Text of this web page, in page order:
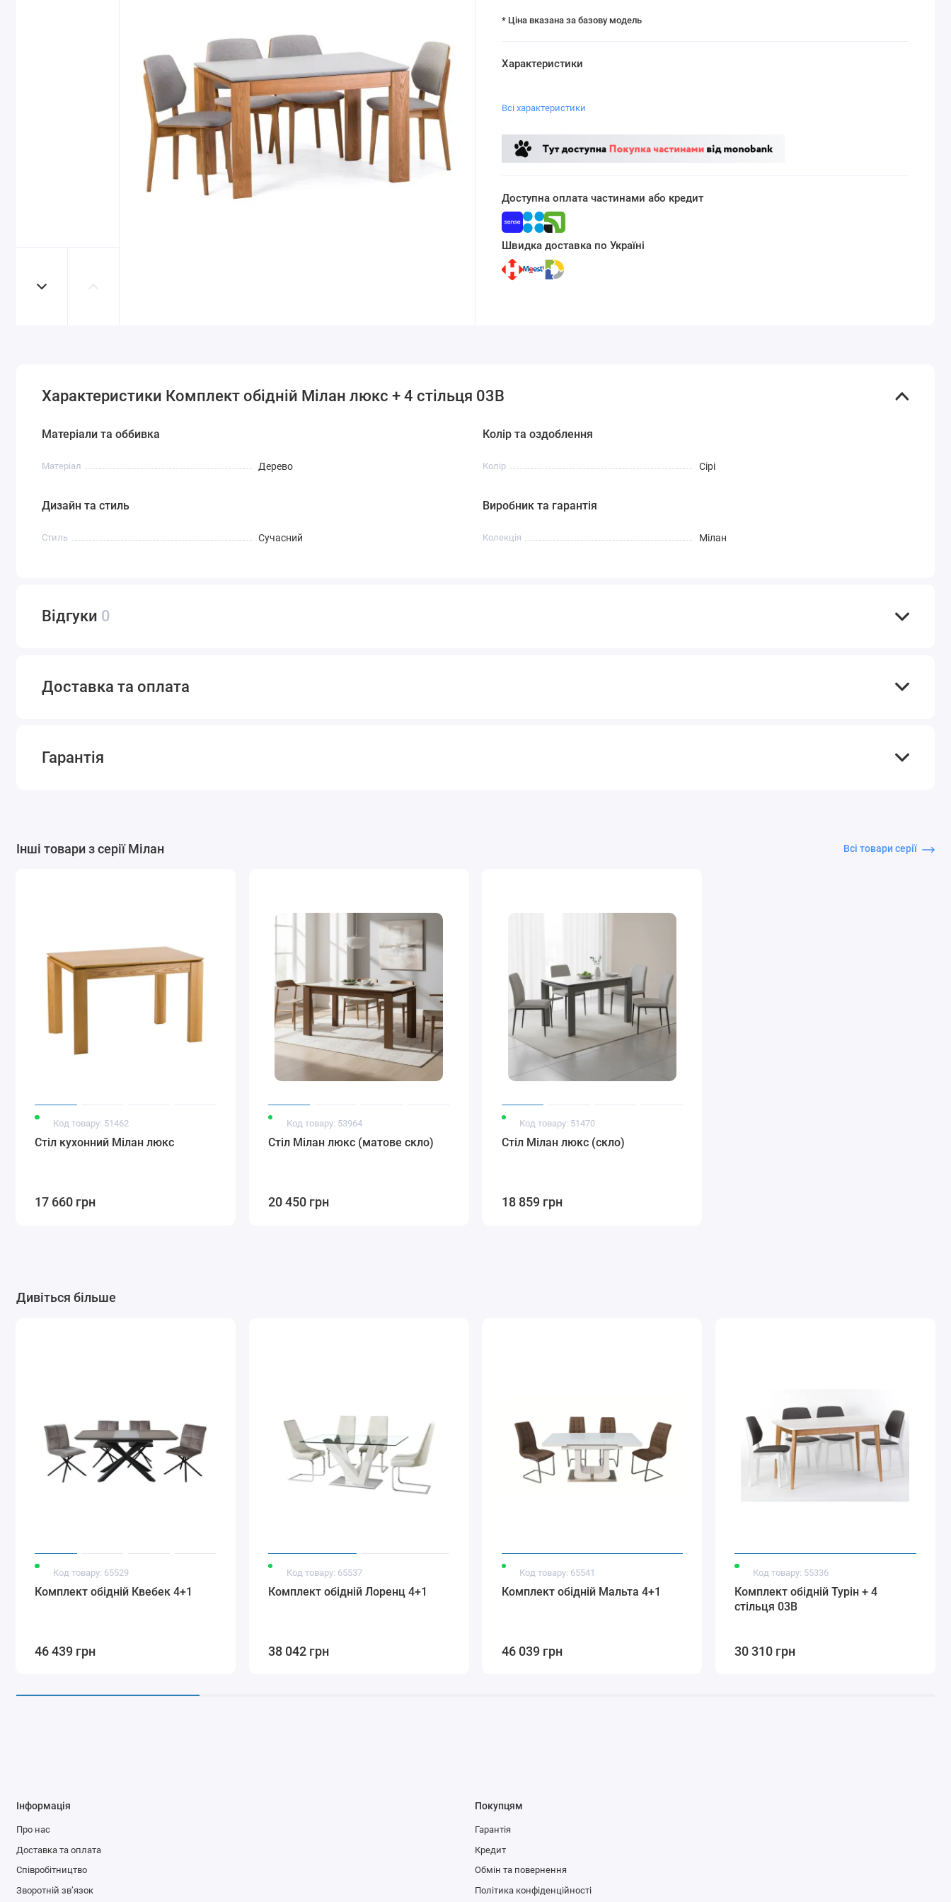
* Ціна вказана за базову модель
Характеристики
Всі характеристики
Доступна оплата частинами або кредит
Швидка доставка по Україні
Характеристики Комплект обідній Мілан люкс + 4 стільця 03В
Матеріали та оббивка
Матеріал Дерево
Колір та оздоблення
Колір Сірі
Дизайн та стиль
Стиль Сучасний
Виробник та гарантія
Колекція Мілан
Відгуки 0
Доставка та оплата
Гарантія
Інші товари з серії Мілан Всі товари серії
Код товару: 51462
Стіл кухонний Мілан люкс
17 660 грн
Код товару: 53964
Стіл Мілан люкс (матове скло)
20 450 грн
Код товару: 51470
Стіл Мілан люкс (скло)
18 859 грн
Дивіться більше
Код товару: 65529
Комплект обідній Квебек 4+1
46 439 грн
Код товару: 65537
Комплект обідній Лоренц 4+1
38 042 грн
Код товару: 65541
Комплект обідній Мальта 4+1
46 039 грн
Код товару: 55336
Комплект обідній Турін + 4
стільця 03В
30 310 грн
Інформація
Про нас
Доставка та оплата
Співробітництво
Зворотній зв’язок
Покупцям
Гарантія
Кредит
Обмін та повернення
Політика конфіденційності